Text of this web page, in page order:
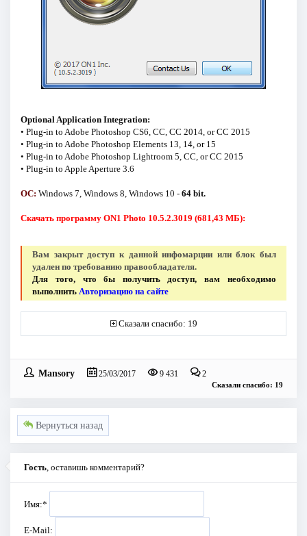
Optional Application Integration:
• Plug-in to Adobe Photoshop CS6, CC, CC 2014, or CC 2015
• Plug-in to Adobe Photoshop Elements 13, 14, or 15
• Plug-in to Adobe Photoshop Lightroom 5, CC, or CC 2015
• Plug-in to Apple Aperture 3.6
ОС: Windows 7, Windows 8, Windows 10 - 64 bit.
Скачать программу ON1 Photo 10.5.2.3019 (681,43 МБ):
Вам закрыт доступ к данной инфомарции или блок был
удален по требованию правообладателя.
Для того, что бы получить доступ, вам необходимо
выполнитьАвторизацию на сайте
Сказали спасибо: 19
Mansory 25/03/2017 9 431 2
Сказали спасибо: 19
Вернуться назад
Гость , оставишь комментарий?
Имя:*
E-Mail: